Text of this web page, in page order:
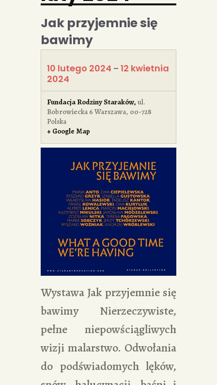
Jak przyjemnie się
bawimy
10 lutego 2024 – 12 kwietnia
2024
Fundacja Rodziny Staraków, ul.
Bobrowiecka 6 Warszawa, 00-728
Polska
+ Google Map
Wystawa Jak przyjemnie się
bawimy Nierzeczywiste,
pełne niepowściągliwych
wizji malarstwo. Odwołania
do podświadomych lęków,